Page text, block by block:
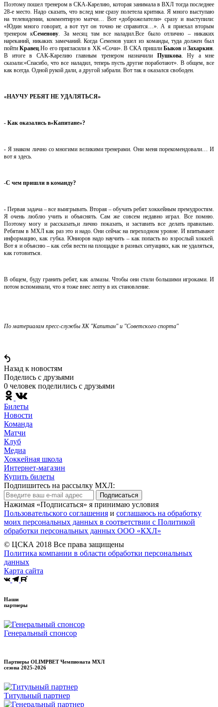
Поэтому пошел тренером в СКА-Карелию, которая занимала в ВХЛ тогда последнее
28-е место. Надо сказать, что вслед мне сразу полетела критика. Я много выступаю
на телевидении, комментирую матчи… Вот «доброжелатели» сразу и выступили:
«Юдин много говорит, а вот тут он точно не справится…». А я приехал вторым
тренером кСеменову . За месяц там все наладил.Все было отлично – никаких
нареканий, никаких замечаний. Когда Семенов ушел из команды, туда должен был
пойтиКравец .Но его пригласили в ХК «Сочи». В СКА пришлиБыков иЗахаркин
В итоге в САК-Карелию главным тренером назначили Пушкова. Ну а мне
сказали:«Спасибо, что все наладил, теперь пусть другие поработают». В общем, все
как всегда. Одной рукой дали, а другой забрали. Вот так я оказался свободен.
«НАУЧУ РЕБЯТ НЕ УДАЛЯТЬСЯ»
- Как оказались в«Капитане»?
- Я знаком лично со многими великими тренерами. Они меня порекомендовали… И
вот я здесь.
-С чем пришли в команду?
- Первая задача – все выигрывать. Вторая – обучать ребят хоккейным премудростям.
Я очень люблю учить и объяснять. Сам же совсем недавно играл. Все помню.
Поэтому могу и рассказать,и лично показать, и заставить все делать правильно.
Ребятам в МХЛ как раз это и надо. Они сейчас на переходном уровне. И впитывают
информацию, как губка. Юниоров надо научить – как попасть во взрослый хоккей.
Вот я и объясню – как себя вести на площадке в разных ситуациях, как не удаляться,
как готовиться.
В общем, буду гранить ребят, как алмазы. Чтобы они стали большими игроками. И
потом вспоминали, что я тоже внес лепту в их становление.
По материалам пресс-службы ХК "Капитан" и "Советского спорта"
Назад к новостям
Поделись c друзьями
0 человек поделились c друзьями
Билеты
Новости
Команда
Матчи
Клуб
Медиа
Хоккейная школа
Интернет-магазин
Купить билеты
Подпишитесь на рассылку МХЛ:
Подписаться
Нажимая «Подписаться» я принимаю условия
Пользовательского соглашения и соглашаюсь на обработку
моих персональных данных в соответствии с Политикой
обработки персональных данных ООО «КХЛ»
© ЦСКА 2018 Все права защищены
Политика компании в области обработки персональных
данных
Карта сайта
Наши
партнеры
Генеральный спонсор
Партнеры OLIMPBET Чемпионата МХЛ
сезона 2025-2026
Титульный партнер